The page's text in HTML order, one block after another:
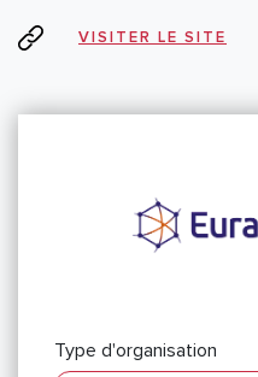
VISITER LE SITE
Type d'organisation